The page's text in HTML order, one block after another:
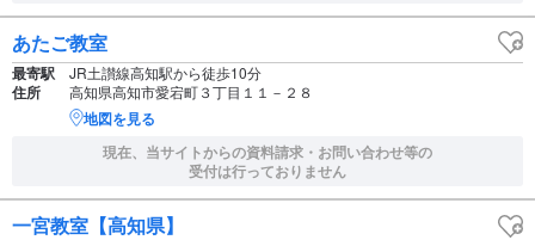
あたご教室
最寄駅 JR土讃線高知駅から徒歩10分
住所 高知県高知市愛宕町３丁目１１－２８
地図を見る
現在、当サイトからの資料請求・お問い合わせ等の
受付は行っておりません
一宮教室【高知県】